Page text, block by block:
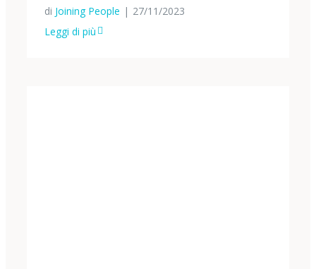
di Joining People | 27/11/2023
Leggi di più